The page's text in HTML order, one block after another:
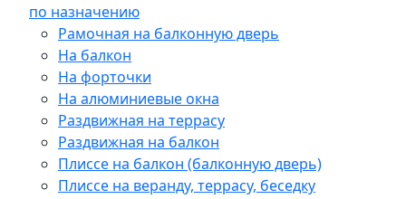
по назначению
Рамочная на балконную дверь
На балкон
На форточки
На алюминиевые окна
Раздвижная на террасу
Раздвижная на балкон
Плиссе на балкон (балконную дверь)
Плиссе на веранду, террасу, беседку